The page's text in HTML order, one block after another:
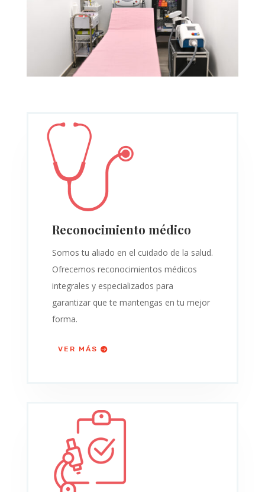
Reconocimiento médico
Somos tu aliado en el cuidado de la salud.
Ofrecemos reconocimientos médicos
integrales y especializados para
garantizar que te mantengas en tu mejor
forma.
VER MÁS